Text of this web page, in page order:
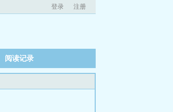
登录 注册
阅读记录